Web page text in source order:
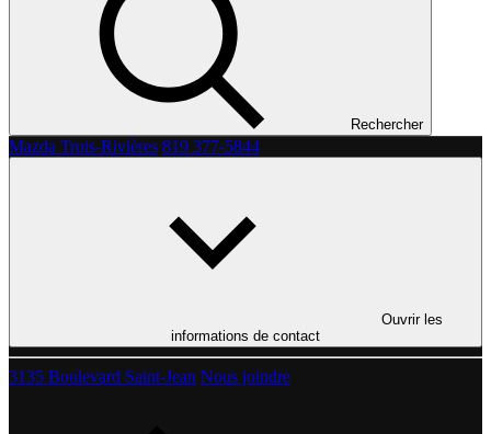
Rechercher
Mazda Trois-Rivières 819 377-5844
Ouvrir les
informations de contact
3135 Boulevard Saint-Jean Nous joindre